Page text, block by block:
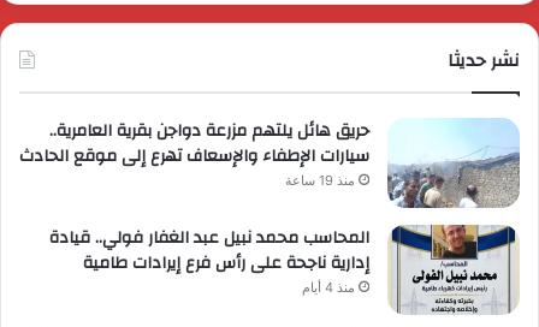
ترويجية
حصرية
نشر حديثا
حريق هائل يلتهم مزرعة دواجن بقرية العامرية..
سيارات الإطفاء والإسعاف تهرع إلى موقع الحادث
منذ 19 ساعة
المحاسب محمد نبيل عبد الغفار فولي.. قيادة
إدارية ناجحة على رأس فرع إيرادات طامية
منذ 4 أيام